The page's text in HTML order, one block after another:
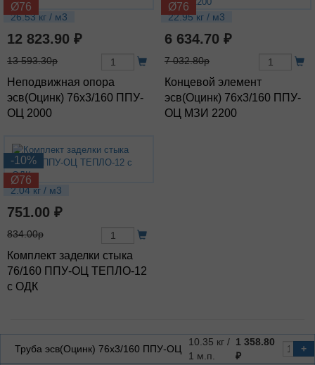
Ø76
26.53 кг / м3
12 823.90 ₽
13 593.30р
Неподвижная опора
эсв(Оцинк) 76х3/160 ППУ-
ОЦ 2000
Ø76
22.95 кг / м3
6 634.70 ₽
7 032.80р
Концевой элемент
эсв(Оцинк) 76х3/160 ППУ-
ОЦ МЗИ 2200
-10%
Ø76
2.04 кг / м3
751.00 ₽
834.00р
Комплект заделки стыка
76/160 ППУ-ОЦ ТЕПЛО-12
с ОДК
Труба эсв(Оцинк) 76х3/160 ППУ-ОЦ
10.35 кг /
1 м.п.
1 358.80
₽
+